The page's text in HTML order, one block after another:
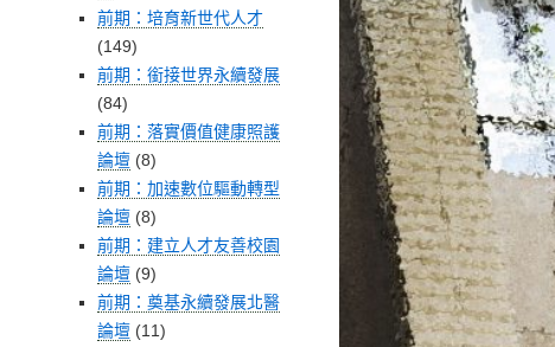
前期：培育新世代人才
(149)
前期：銜接世界永續發展
(84)
前期：落實價值健康照護
論壇 (8)
前期：加速數位驅動轉型
論壇 (8)
前期：建立人才友善校園
論壇 (9)
前期：奠基永續發展北醫
論壇 (11)